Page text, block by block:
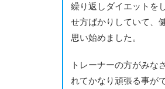
繰り返しダイエットを
せ方ばかりしていて、
思い始めました。
トレーナーの方がみな
れてかなり頑張る事が